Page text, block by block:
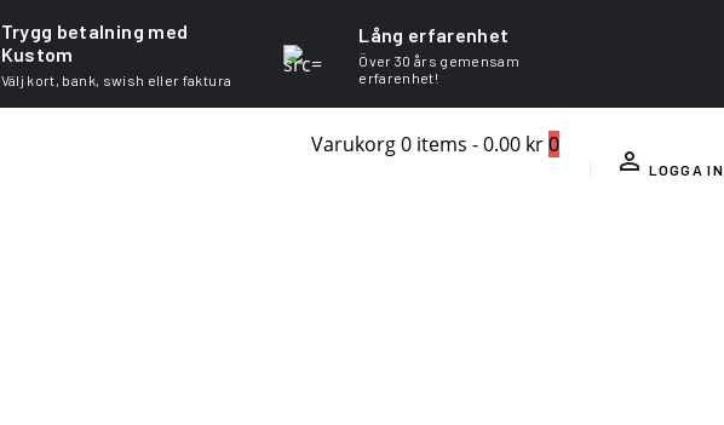
Trygg betalning med
Kustom
Välj kort, bank, swish eller faktura
Lång erfarenhet
Över 30 års gemensam
erfarenhet!
Varukorg0 items -0.00 kr0
LOGGA IN